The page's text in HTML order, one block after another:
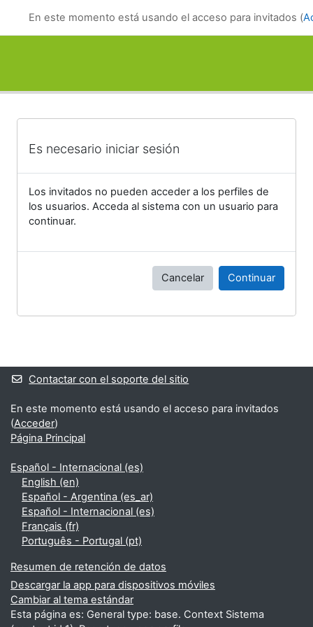
En este momento está usando el acceso para invitados (
Es necesario iniciar sesión
Los invitados no pueden acceder a los perfiles de
los usuarios. Acceda al sistema con un usuario para
continuar.
Cancelar Continuar
Bloques suplementarios
Contactar con el soporte del sitio
En este momento está usando el acceso para invitados
(Acceder)
Página Principal
Español - Internacional ‎(es)‎
English ‎(en)‎
Español - Argentina ‎(es_ar)‎
Español - Internacional ‎(es)‎
Français ‎(fr)‎
Português - Portugal ‎(pt)‎
Resumen de retención de datos
Descargar la app para dispositivos móviles
Cambiar al tema estándar
Esta página es: General type: base. Context Sistema